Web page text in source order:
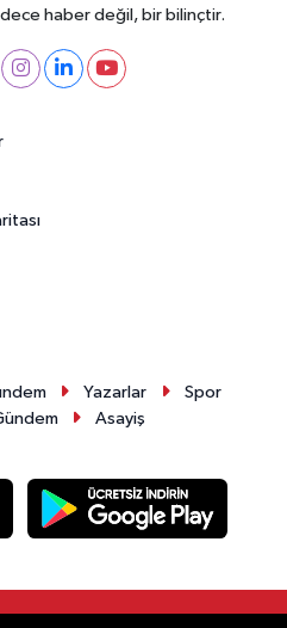
haber değil, bir bilinçtir.
Yazarlar
Spor
Asayiş